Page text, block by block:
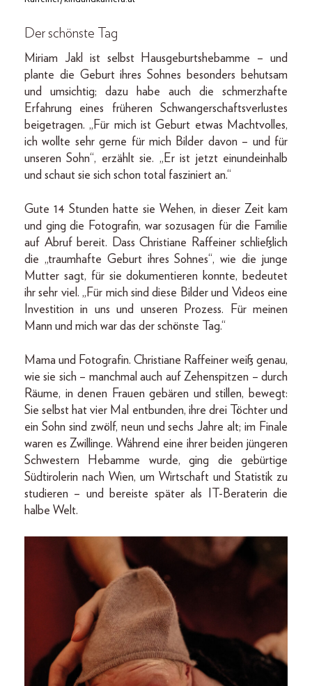
Der schönste Tag
Miriam Jakl ist selbst Hausgeburtshebamme – und
plante die Geburt ihres Sohnes besonders behutsam
und umsichtig; dazu habe auch die schmerzhafte
Erfahrung eines früheren Schwangerschaftsverlustes
beigetragen. „Für mich ist Geburt etwas Machtvolles,
ich wollte sehr gerne für mich Bilder davon – und für
unseren Sohn“, erzählt sie. „Er ist jetzt einundeinhalb
und schaut sie sich schon total fasziniert an.“
Gute 14 Stunden hatte sie Wehen, in dieser Zeit kam
und ging die Fotografin, war sozusagen für die Familie
auf Abruf bereit. Dass Christiane Raffeiner schließlich
die „traumhafte Geburt ihres Sohnes“, wie die junge
Mutter sagt, für sie dokumentieren konnte, bedeutet
ihr sehr viel. „Für mich sind diese Bilder und Videos eine
Investition in uns und unseren Prozess. Für meinen
Mann und mich war das der schönste Tag.“
Mama und Fotografin. Christiane Raffeiner weiß genau,
wie sie sich – manchmal auch auf Zehenspitzen – durch
Räume, in denen Frauen gebären und stillen, bewegt:
Sie selbst hat vier Mal entbunden, ihre drei Töchter und
ein Sohn sind zwölf, neun und sechs Jahre alt; im Finale
waren es Zwillinge. Während eine ihrer beiden jüngeren
Schwestern Hebamme wurde, ging die gebürtige
Südtirolerin nach Wien, um Wirtschaft und Statistik zu
studieren – und bereiste später als IT-Beraterin die
halbe Welt.